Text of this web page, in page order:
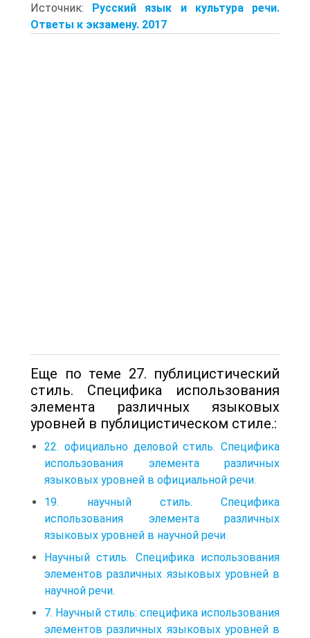
Источник: Русский язык и культура речи.
Ответы к экзамену. 2017
Еще по теме 27. публицистический
стиль. Специфика использования
элемента различных языковых
уровней в публицистическом стиле.:
22. официально деловой стиль. Специфика
использования элемента различных
языковых уровней в официальной речи.
19. научный стиль. Специфика
использования элемента различных
языковых уровней в научной речи
Научный стиль. Специфика использования
элементов различных языковых уровней в
научной речи.
7. Научный стиль: специфика использования
элементов различных языковых уровней в